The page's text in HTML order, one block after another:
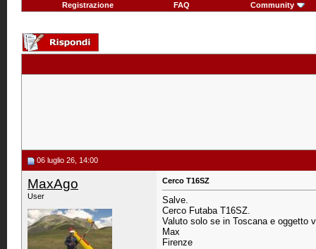
Registrazione FAQ Community
06 luglio 26, 14:00
MaxAgo
User
Cerco T16SZ
Salve.
Cerco Futaba T16SZ.
Valuto solo se in Toscana e oggetto
Max
Firenze